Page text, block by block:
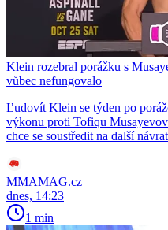
Klein rozebral porážku s
vůbec nefungovalo
Ľudovít Klein se týden po
výkonu proti Tofiqu
chce se soustředit na další
MMAMAG.cz
dnes, 14:23
1 min